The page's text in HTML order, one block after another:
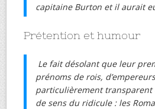
capitaine Burton et il aurait
Prétention et humour
Le fait désolant que leur
prénoms de rois,
particulièrement transparent
de sens du ridicule : les